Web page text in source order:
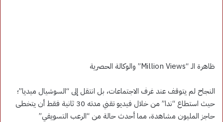
ظاهرة الـ “Million Views” والوكالة الحصرية
النجاح لم يتوقف عند غرف الاجتماعات، بل انتقل إلى “السوشيال ميديا”؛
حيث استطاع “ندا” من خلال فيديو تقني مدته 30 ثانية فقط أن يتخطى
حاجز المليون مشاهدة، مما أحدث حالة من “الرعب التسويقي”